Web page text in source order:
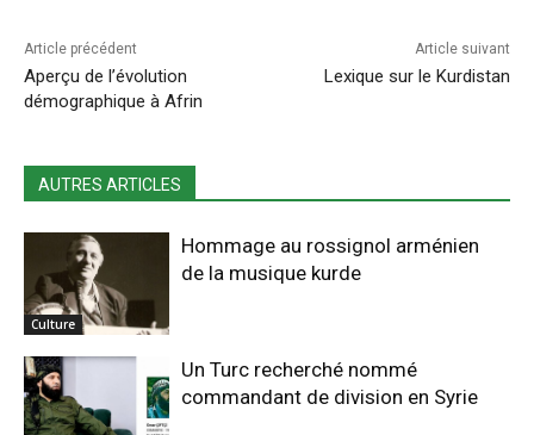
Article précédent
Aperçu de l’évolution
démographique à Afrin
Article suivant
Lexique sur le Kurdistan
AUTRES ARTICLES
Culture
Hommage au rossignol arménien
de la musique kurde
Un Turc recherché nommé
commandant de division en Syrie